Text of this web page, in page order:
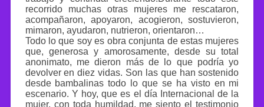
recorrido muchas otras mujeres me rescataron,
acompañaron, apoyaron, acogieron, sostuvieron,
mimaron, ayudaron, nutrieron, orientaron…
Todo lo que soy es obra conjunta de estas mujeres
que, generosa y amorosamente, desde su total
anonimato, me dieron más de lo que podría yo
devolver en diez vidas. Son las que han sostenido
desde bambalinas todo lo que se ha visto en mi
escenario. Y hoy, que es el día Internacional de la
mujer, con toda humildad, me siento el testimonio